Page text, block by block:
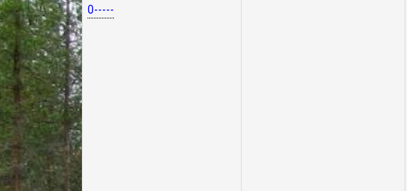
0-----